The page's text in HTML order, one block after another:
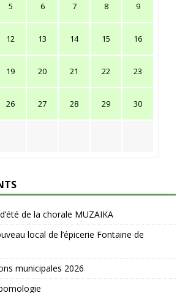
5 6 7 8 9
12 13 14 15 16
19 20 21 22 23
26 27 28 29 30
de la chorale MUZAIKA
local de l’épicerie Fontaine de
municipales 2026